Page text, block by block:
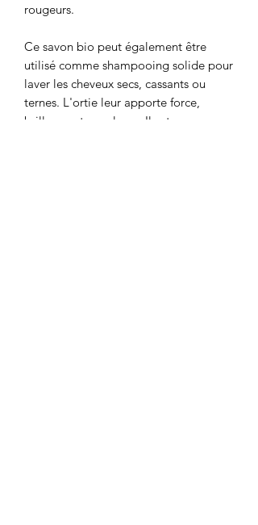
rougeurs.
Ce savon bio peut également être
utilisé comme shampooing solide pour
laver les cheveux secs, cassants ou
ternes. L'ortie leur apporte force,
brillance et souplesse. Il est